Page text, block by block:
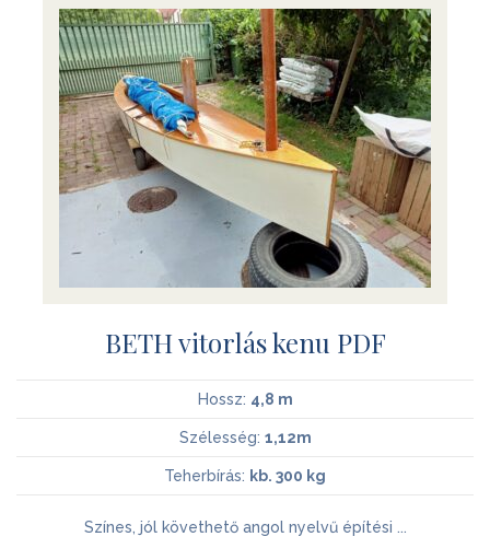
BETH vitorlás kenu PDF
Hossz: 4,8 m
Szélesség: 1,12m
Teherbírás: kb. 300 kg
Színes, jól követhető angol nyelvű építési ...